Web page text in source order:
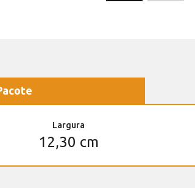
Largura
12,30 cm